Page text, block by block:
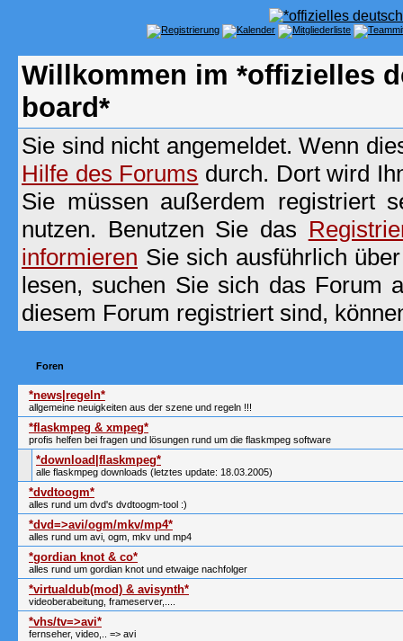
Willkommen im *offizielles
board*
Sie sind nicht angemeldet. Wenn
Hilfe des Forums durch. Dort wird
Sie müssen außerdem registriert
nutzen. Benutzen Sie das
informieren Sie sich ausführlich
lesen, suchen Sie sich das Forum
diesem Forum registriert sind,
Foren
*news|regeln*
allgemeine neuigkeiten aus der szene und regeln !!!
*flaskmpeg & xmpeg*
profis helfen bei fragen und lösungen rund um die flaskmpeg software
*download|flaskmpeg*
alle flaskmpeg downloads (letztes update: 18.03.2005)
*dvdtoogm*
alles rund um dvd's dvdtoogm-tool :)
*dvd=>avi/ogm/mkv/mp4*
alles rund um avi, ogm, mkv und mp4
*gordian knot & co*
alles rund um gordian knot und etwaige nachfolger
*virtualdub(mod) & avisynth*
videoberabeitung, frameserver,....
*vhs/tv=>avi*
fernseher, video,.. => avi